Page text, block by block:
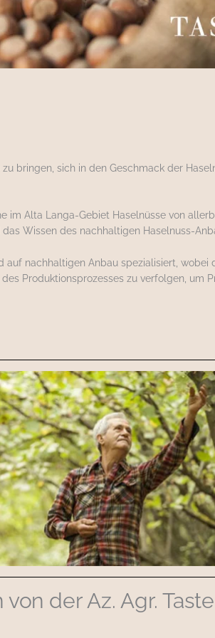
bringen, sich in den Geschmack der
im Alta Langa-Gebiet Haselnüsse von
Wissen des nachhaltigen Haselnuss-
nachhaltigen Anbau spezialisiert,
Produktionsprozesses zu verfolgen, um
der Az. Agr.